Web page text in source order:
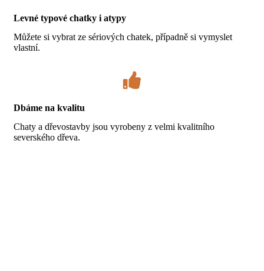
Levné typové chatky i atypy
Můžete si vybrat ze sériových chatek, případně si vymyslet
vlastní.
Dbáme na kvalitu
Chaty a dřevostavby jsou vyrobeny z velmi kvalitního
severského dřeva.